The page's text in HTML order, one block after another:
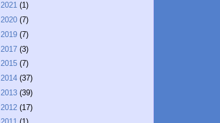
2021 (1)
2020 (7)
2019 (7)
2017 (3)
2015 (7)
2014 (37)
2013 (39)
2012 (17)